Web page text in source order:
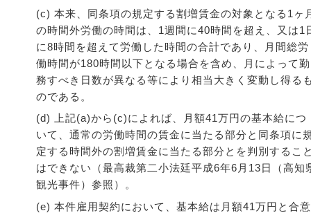
(c) 本来、同条項の規定する割増賃金の対象となる1ヶ
の時間外労働の時間は、1週間に40時間を超え、又は1
に8時間を超えて労働した時間の合計であり、月間総労
働時間が180時間以下となる場合を含め、月によって勤
務すべき日数が異なる等により相当大きく変動し得る
のである。
(d) 上記(a)から(c)によれば、月額41万円の基本給につ
いて、通常の労働時間の賃金に当たる部分と同条項に
定する時間外の割増賃金に当たる部分とを判別するこ
はできない（最高裁第二小法廷平成6年6月13日（高知
観光事件）参照）。
(e) 本件雇用契約において、基本給は月額41万円と合意